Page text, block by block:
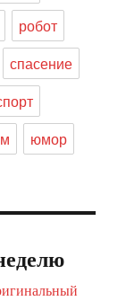
робот
спасение
юмор